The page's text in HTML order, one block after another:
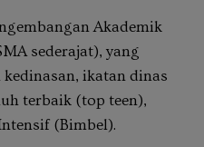
Akademik
sederajat), yang
ikatan dinas
terbaik (top teen),
(Bimbel).